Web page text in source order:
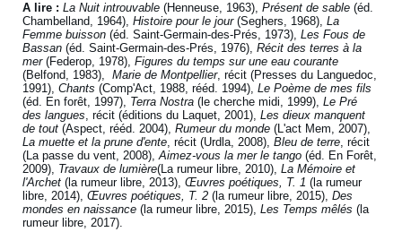
A lire : La Nuit introuvable (Henneuse, 1963),Présent de sable (éd.
Chambelland, 1964),Histoire pour le jour(Seghers, 1968),La
Femme buisson (éd. Saint-Germain-des-Prés, 1973),Les Fous de
Bassan (éd. Saint-Germain-des-Prés, 1976),Récit des terres à la
mer(Federop, 1978),Figures du temps sur une eau courante
(Belfond, 1983),Marie de Montpellier, récit (Presses du Languedoc,
1991),Chants (Comp'Act, 1988, rééd. 1994),Le Poème de mes fils
(éd. En forêt, 1997), Terra Nostra (le cherche midi, 1999),Le Pré
des langues, récit (éditions du Laquet, 2001),Les dieux manquent
de tout (Aspect, rééd. 2004),Rumeur du monde (L'act Mem, 2007),
La muette et la prune d'ente, récit (Urdla, 2008),Bleu de terre, récit
(La passe du vent, 2008),Aimez-vous la mer le tango (éd. En Forêt,
2009), Travaux de lumière(La rumeur libre, 2010),La Mémoire et
l'Archet (la rumeur libre, 2013),Œuvres poétiques, T. 1 (la rumeur
libre, 2014),Œuvres poétiques, T. 2 (la rumeur libre, 2015),Des
mondes en naissance (la rumeur libre, 2015),Les Temps mêlés (la
rumeur libre, 2017).